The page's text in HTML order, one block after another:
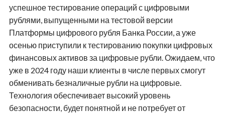
успешное тестирование операций с цифровыми
рублями, выпущенными на тестовой версии
Платформы цифрового рубля Банка России, а уже
осенью приступили к тестированию покупки цифровых
финансовых активов за цифровые рубли. Ожидаем, что
уже в 2024 году наши клиенты в числе первых смогут
обменивать безналичные рубли на цифровые.
Технология обеспечивает высокий уровень
безопасности, будет понятной и не потребует от